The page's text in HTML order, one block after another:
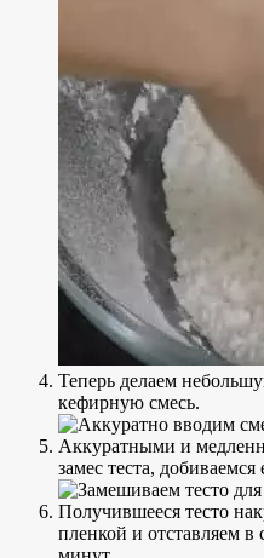
Теперь делаем
кефирную смесь.
Аккуратными и
замес теста,
Получившееся тесто
пленкой и отставляем в